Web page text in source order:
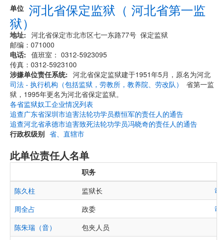
单位 河北省保定监狱（ 河北省第一监
狱）
地址
河北省保定市北市区七一东路77号 保定监狱
邮编：071000
电话
值班室： 0312-5923095
传真：0312-5923100
涉嫌单位责任系统
司法 - 执行机构（包括监狱，劳教所，教养院、劳改队）
河北省保定监狱建于1951年5月，原名为河北
省第一监
狱，1995年更名为河北省保定监狱。
各省监狱奴工企业情况列表
追查广东省深圳市迫害法轮功学员蔡恒军的责任人的通告
追查河北省承德市迫害致死法轮功学员冯晓奇的责任人的通告
行政权级别 省、直辖市
此单位责任人名单
职务
陈久柱
监狱长
周全占
政委
陈朱瑞（音）
包夹人员